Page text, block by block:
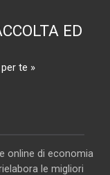
ED
te »
online di economia
le migliori